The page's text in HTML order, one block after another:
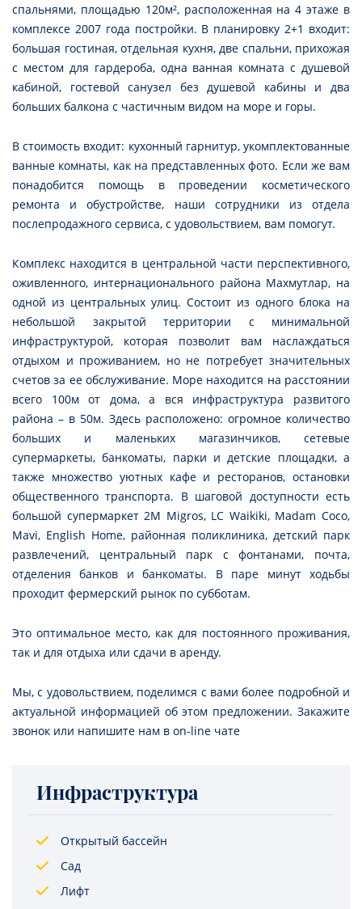
спальнями, площадью 120м², расположенная на 4 этаже в
комплексе 2007 года постройки. В планировку 2+1 входит:
большая гостиная, отдельная кухня, две спальни, прихожая
с местом для гардероба, одна ванная комната с душевой
кабиной, гостевой санузел без душевой кабины и два
больших балкона с частичным видом на море и горы.
В стоимость входит: кухонный гарнитур, укомплектованные
ванные комнаты, как на представленных фото. Если же вам
понадобится помощь в проведении косметического
ремонта и обустройстве, наши сотрудники из отдела
послепродажного сервиса, с удовольствием, вам помогут.
Комплекс находится в центральной части перспективного,
оживленного, интернационального района Махмутлар, на
одной из центральных улиц. Состоит из одного блока на
небольшой закрытой территории с минимальной
инфраструктурой, которая позволит вам наслаждаться
отдыхом и проживанием, но не потребует значительных
счетов за ее обслуживание. Море находится на расстоянии
всего 100м от дома, а вся инфраструктура развитого
района – в 50м. Здесь расположено: огромное количество
больших и маленьких магазинчиков, сетевые
супермаркеты, банкоматы, парки и детские площадки, а
также множество уютных кафе и ресторанов, остановки
общественного транспорта. В шаговой доступности есть
большой супермаркет 2M Migros, LC Waikiki, Madam Coco,
Mavi, English Home, районная поликлиника, детский парк
развлечений, центральный парк с фонтанами, почта,
отделения банков и банкоматы. В паре минут ходьбы
проходит фермерский рынок по субботам.
Это оптимальное место, как для постоянного проживания,
так и для отдыха или сдачи в аренду.
Мы, с удовольствием, поделимся с вами более подробной и
актуальной информацией об этом предложении. Закажите
звонок или напишите нам в on-line чате
Инфраструктура
Открытый бассейн
Сад
Лифт